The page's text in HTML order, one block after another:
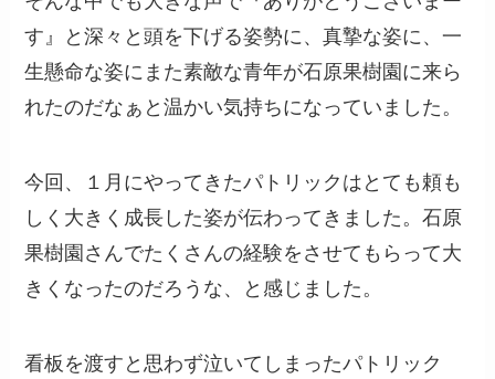
す』と深々と頭を下げる姿勢に、真摯な姿に、一
生懸命な姿にまた素敵な青年が石原果樹園に来ら
れたのだなぁと温かい気持ちになっていました。
今回、１月にやってきたパトリックはとても頼も
しく大きく成長した姿が伝わってきました。石原
果樹園さんでたくさんの経験をさせてもらって大
きくなったのだろうな、と感じました。
看板を渡すと思わず泣いてしまったパトリック